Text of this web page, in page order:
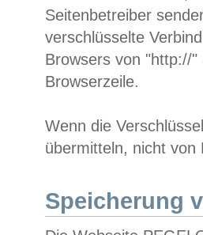
Seitenbetreiber
verschlüsselte
Browsers von "http://
Browserzeile.
Wenn die
übermitteln, nicht von
Speicherung